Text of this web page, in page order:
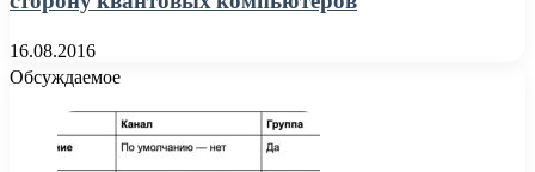
16.08.2016
Обсуждаемое